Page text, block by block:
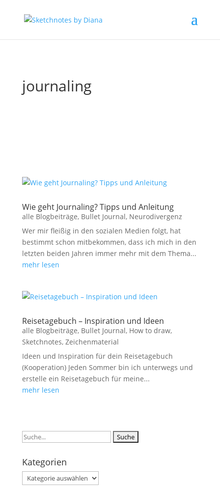
journaling
Wie geht Journaling? Tipps und Anleitung
alle Blogbeiträge, Bullet Journal, Neurodivergenz
Wer mir fleißig in den sozialen Medien folgt, hat
bestimmt schon mitbekommen, dass ich mich in den
letzten beiden Jahren immer mehr mit dem Thema...
mehr lesen
Reisetagebuch – Inspiration und Ideen
alle Blogbeiträge, Bullet Journal, How to draw,
Sketchnotes, Zeichenmaterial
Ideen und Inspiration für dein Reisetagebuch
(Kooperation) Jeden Sommer bin ich unterwegs und
erstelle ein Reisetagebuch für meine...
mehr lesen
Suchen
Kategorien
Kategorien